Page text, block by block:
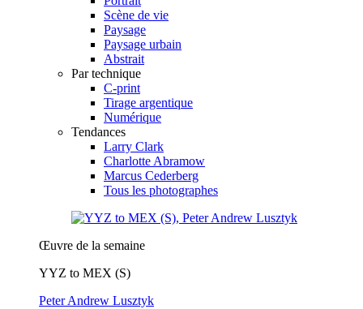
Scène de vie
Paysage
Paysage urbain
Abstrait
Par technique
C-print
Tirage argentique
Numérique
Tendances
Larry Clark
Charlotte Abramow
Marcus Cederberg
Tous les photographes
Œuvre de la semaine
YYZ to MEX (S)
Peter Andrew Lusztyk